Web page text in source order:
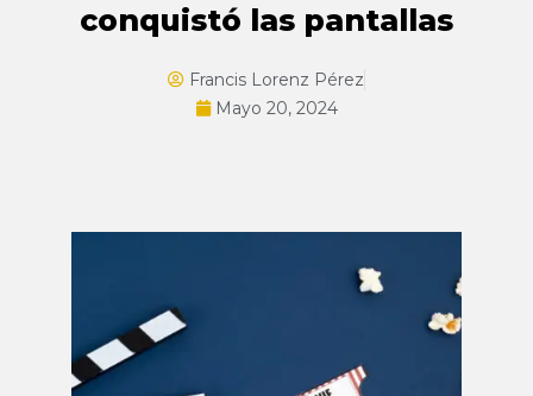
conquistó las pantallas
Francis Lorenz Pérez
Mayo 20, 2024